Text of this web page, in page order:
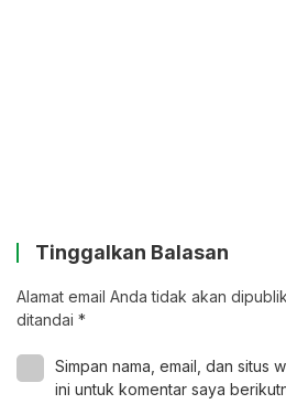
Tinggalkan Balasan
Alamat email Anda tidak akan
ditandai *
Simpan nama, email, dan situs
ini untuk komentar saya